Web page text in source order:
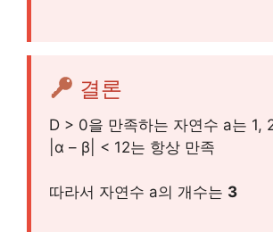
결론
D > 0을 만족하는 자연수 a는 1,
|α – β| < 12는 항상 만족
따라서 자연수 a의 개수는 3